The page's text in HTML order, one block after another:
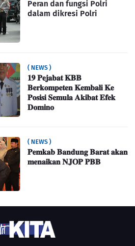
Peran dan fungsi Polri
dalam dikresi Polri
( NEWS )
𝟏𝟗 𝐏𝐞𝐣𝐚𝐛𝐚𝐭 𝐊𝐁𝐁
𝐁𝐞𝐫𝐤𝐨𝐦𝐩𝐞𝐭𝐞𝐧 𝐊𝐞𝐦𝐛𝐚𝐥𝐢 𝐊𝐞
𝐏𝐨𝐬𝐢𝐬𝐢 𝐒𝐞𝐦𝐮𝐥𝐚 𝐀𝐤𝐢𝐛𝐚𝐭 𝐄𝐟𝐞𝐤
𝐃𝐨𝐦𝐢𝐧𝐨
( NEWS )
𝐏𝐞𝐦𝐤𝐚𝐛 𝐁𝐚𝐧𝐝𝐮𝐧𝐠 𝐁𝐚𝐫𝐚𝐭 𝐚𝐤𝐚𝐧
𝐦𝐞𝐧𝐚𝐢𝐤𝐚𝐧 𝐍𝐉𝐎𝐏 𝐏𝐁𝐁